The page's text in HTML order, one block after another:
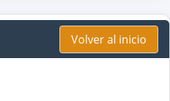
Volver al inicio